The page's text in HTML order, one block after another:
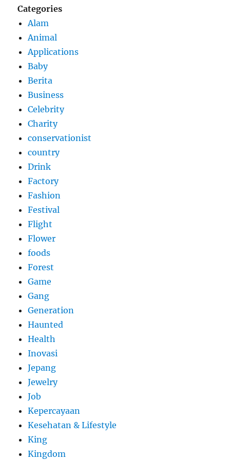
Categories
Alam
Animal
Applications
Baby
Berita
Business
Celebrity
Charity
conservationist
country
Drink
Factory
Fashion
Festival
Flight
Flower
foods
Forest
Game
Gang
Generation
Haunted
Health
Inovasi
Jepang
Jewelry
Job
Kepercayaan
Kesehatan & Lifestyle
King
Kingdom